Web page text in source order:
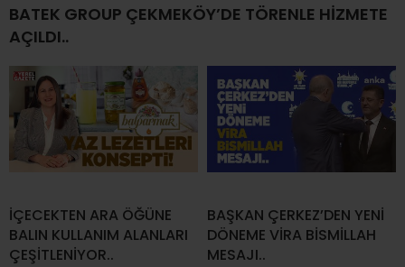
BATEK GROUP ÇEKMEKÖY’DE TÖRENLE HİZMETE
AÇILDI..
İÇECEKTEN ARA ÖĞÜNE
BALIN KULLANIM ALANLARI
ÇEŞİTLENİYOR..
BAŞKAN ÇERKEZ’DEN YENİ
DÖNEME VİRA BİSMİLLAH
MESAJI..